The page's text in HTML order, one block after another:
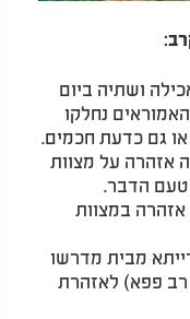
ושתיה ביום
נחלקו
גם כדעת חכמים.
אזהרה על מצוות
הדבר.
במצוות
מבית מדרשו
פפא) לאזהרת